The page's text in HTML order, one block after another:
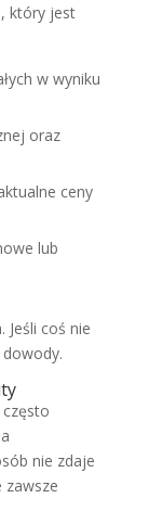
który jest
w wyniku
oraz
ceny
lub
Jeśli coś nie
nie zdaje
zawsze